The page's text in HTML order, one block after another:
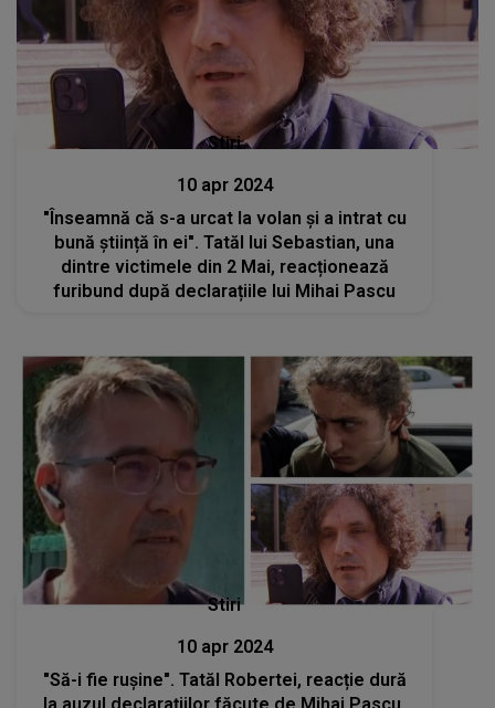
Stiri
10 apr 2024
"Înseamnă că s-a urcat la volan și a intrat cu
bună știință în ei". Tatăl lui Sebastian, una
dintre victimele din 2 Mai, reacționează
furibund după declarațiile lui Mihai Pascu
Stiri
10 apr 2024
"Să-i fie rușine". Tatăl Robertei, reacție dură
la auzul declarațiilor făcute de Mihai Pascu.